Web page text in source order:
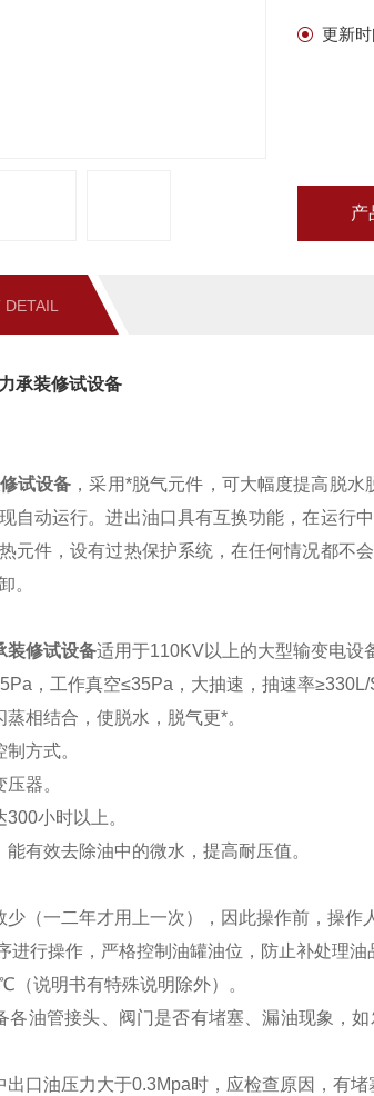
更新时
产
承装修试设备
试设备 ，采用*脱气元件，可大幅度提高脱
自动运行。进出油口具有互换功能，在运行
元件，设有过热保护系统，在任何情况都不
。
装修试设备适用于110KV以上的大型输变电设
，工作真空≤35Pa，大抽速，抽速率≥330L/
相结合，使脱水，脱气更*。
方式。
器。
小时以上。
有效去除油中的微水，提高耐压值。
（一二年才用上一次），因此操作前，操作
进行操作，严格控制油罐油位，防止补处理油
说明书有特殊说明除外）。
各油管接头、阀门是否有堵塞、漏油现象，
口油压力大于0.3Mpa时，应检查原因，有堵